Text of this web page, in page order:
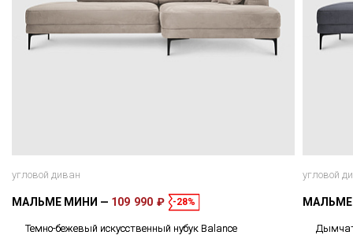
угловой диван
МАЛЬМЕ МИНИ 109 990 ₽ -28%
Темно-бежевый искусственный нубук Balance
угловой